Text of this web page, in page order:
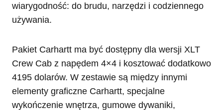
wiarygodność: do brudu, narzędzi i codziennego
używania.
Pakiet Carhartt ma być dostępny dla wersji XLT
Crew Cab z napędem 4×4 i kosztować dodatkowo
4195 dolarów. W zestawie są między innymi
elementy graficzne Carhartt, specjalne
wykończenie wnętrza, gumowe dywaniki,